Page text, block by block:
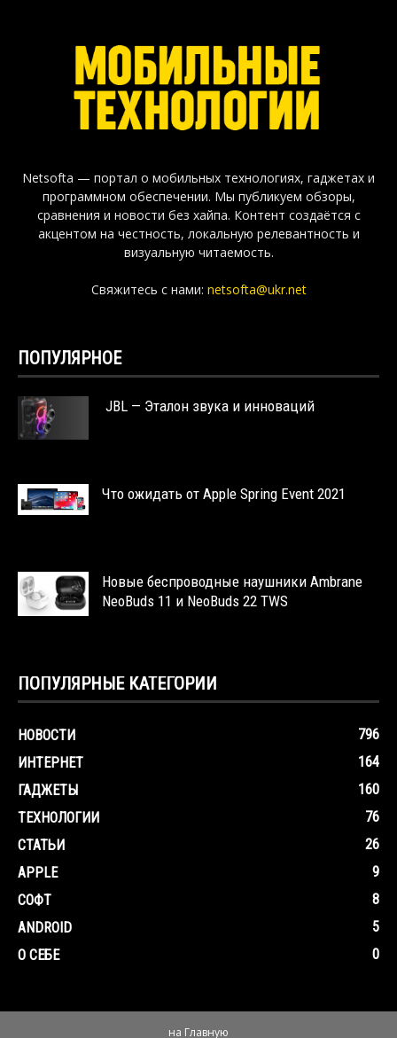
Netsofta — портал о мобильных технологиях, гаджетах и
программном обеспечении. Мы публикуем обзоры,
сравнения и новости без хайпа. Контент создаётся с
акцентом на честность, локальную релевантность и
визуальную читаемость.
Свяжитесь с нами: netsofta@ukr.net
ПОПУЛЯРНОЕ
JBL — Эталон звука и инноваций
Что ожидать от Apple Spring Event 2021
Новые беспроводные наушники Ambrane
NeoBuds 11 и NeoBuds 22 TWS
ПОПУЛЯРНЫЕ КАТЕГОРИИ
НОВОСТИ
796
ИНТЕРНЕТ
164
ГАДЖЕТЫ
160
ТЕХНОЛОГИИ
76
СТАТЬИ
26
APPLE
9
СОФТ
8
ANDROID
5
О СЕБЕ
0
на Главную